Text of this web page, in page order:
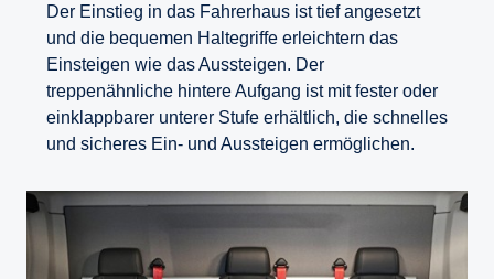
Der Einstieg in das Fahrerhaus ist tief angesetzt
und die bequemen Haltegriffe erleichtern das
Einsteigen wie das Aussteigen. Der
treppenähnliche hintere Aufgang ist mit fester oder
einklappbarer unterer Stufe erhältlich, die schnelles
und sicheres Ein- und Aussteigen ermöglichen.